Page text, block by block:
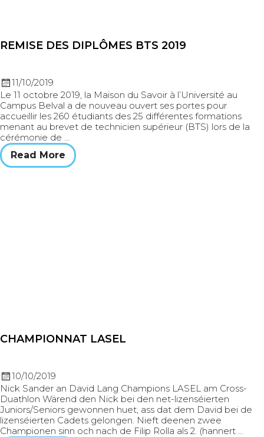
REMISE DES DIPLÔMES BTS 2019
11/10/2019
Le 11 octobre 2019, la Maison du Savoir à l’Université au
Campus Belval a de nouveau ouvert ses portes pour
accueillir les 260 étudiants des 25 différentes formations
menant au brevet de technicien supérieur (BTS) lors de la
cérémonie de …
Read More
CHAMPIONNAT LASEL
10/10/2019
Nick Sander an David Lang Champions LASEL am Cross-
Duathlon Wärend den Nick bei den net-lizenséierten
Juniors/Seniors gewonnen huet, ass dat dem David bei de
lizenséierten Cadets gelongen. Nieft deenen zwee
Championen sinn och nach de Filip Rolla als 2. (hannert …